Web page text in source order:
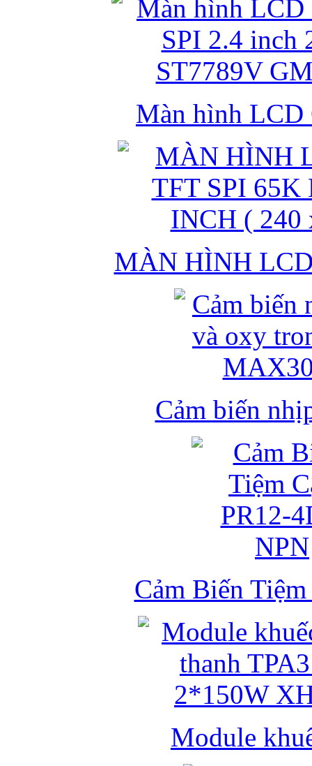
Màn hình LCD
MÀN HÌNH
Cảm biến
Cảm Biến
Module